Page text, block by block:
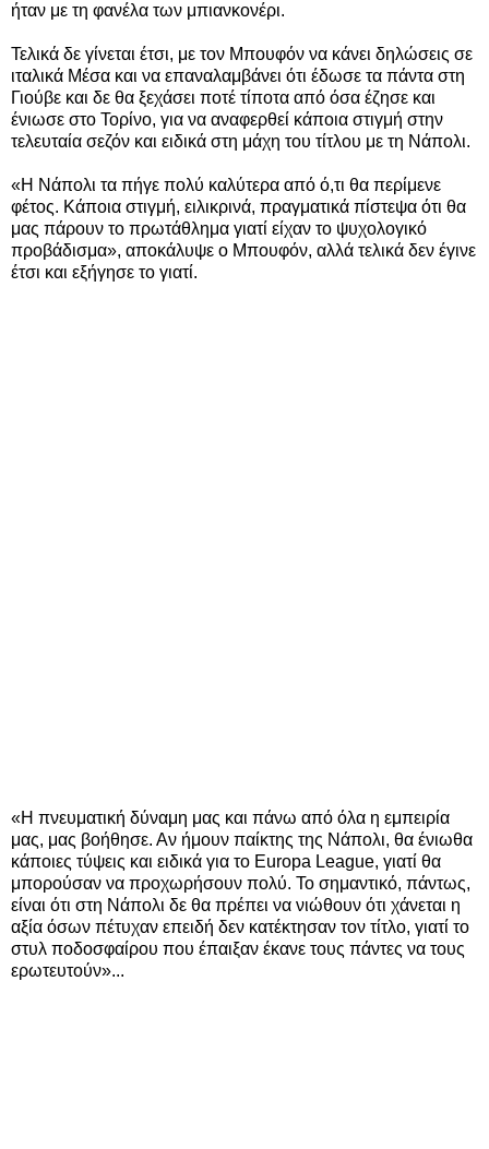
ήταν με τη φανέλα των μπιανκονέρι.
Τελικά δε γίνεται έτσι, με τον Μπουφόν να κάνει δηλώσεις σε
ιταλικά Μέσα και να επαναλαμβάνει ότι έδωσε τα πάντα στη
Γιούβε και δε θα ξεχάσει ποτέ τίποτα από όσα έζησε και
ένιωσε στο Τορίνο, για να αναφερθεί κάποια στιγμή στην
τελευταία σεζόν και ειδικά στη μάχη του τίτλου με τη Νάπολι.
«Η Νάπολι τα πήγε πολύ καλύτερα από ό,τι θα περίμενε
φέτος. Κάποια στιγμή, ειλικρινά, πραγματικά πίστεψα ότι θα
μας πάρουν το πρωτάθλημα γιατί είχαν το ψυχολογικό
προβάδισμα», αποκάλυψε ο Μπουφόν, αλλά τελικά δεν έγινε
έτσι και εξήγησε το γιατί.
«Η πνευματική δύναμη μας και πάνω από όλα η εμπειρία
μας, μας βοήθησε. Αν ήμουν παίκτης της Νάπολι, θα ένιωθα
κάποιες τύψεις και ειδικά για το Europa League, γιατί θα
μπορούσαν να προχωρήσουν πολύ. Το σημαντικό, πάντως,
είναι ότι στη Νάπολι δε θα πρέπει να νιώθουν ότι χάνεται η
αξία όσων πέτυχαν επειδή δεν κατέκτησαν τον τίτλο, γιατί το
στυλ ποδοσφαίρου που έπαιξαν έκανε τους πάντες να τους
ερωτευτούν»...